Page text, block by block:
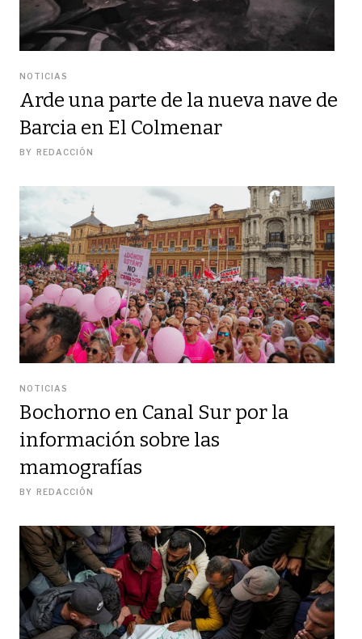
NOTICIAS
Arde una parte de la nueva nave de
Barcia en El Colmenar
BY REDACCIÓN
NOTICIAS
Bochorno en Canal Sur por la
información sobre las
mamografías
BY REDACCIÓN